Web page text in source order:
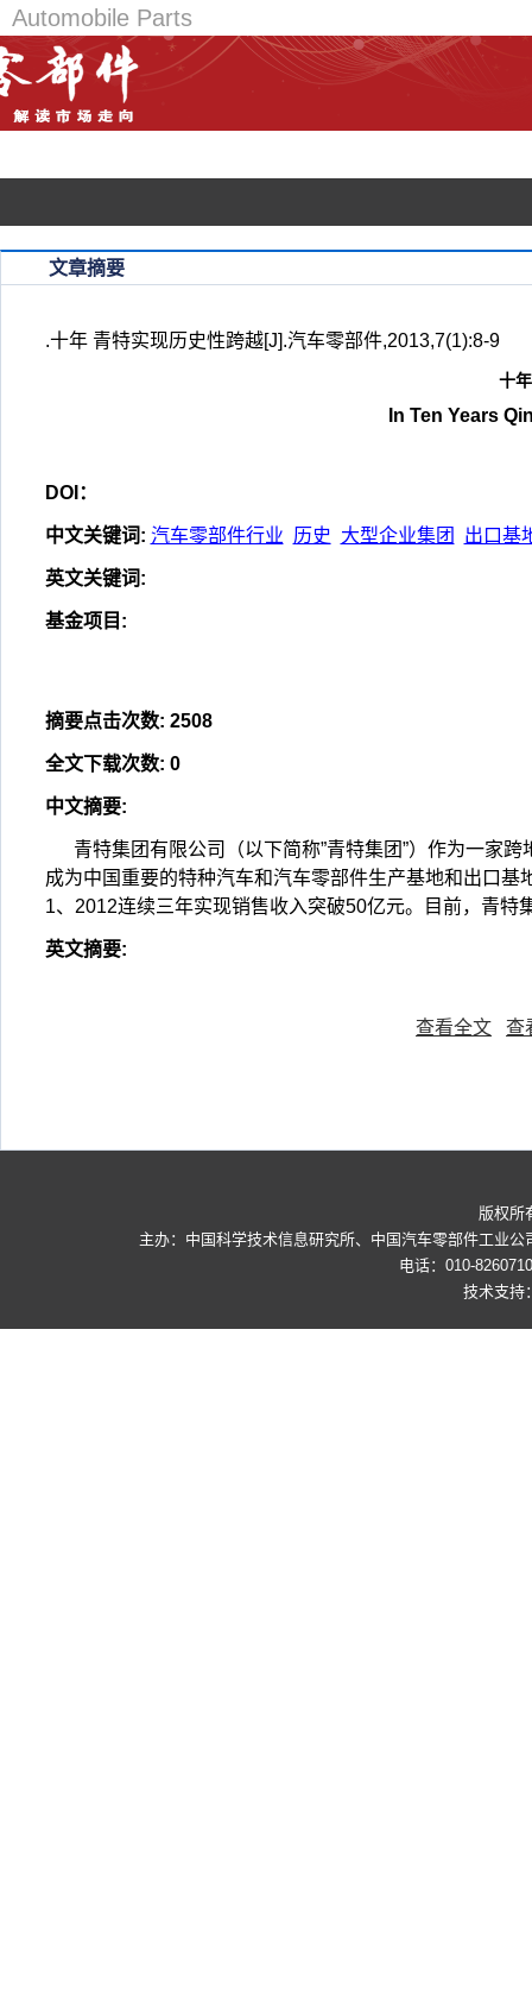
Automobile Parts
文章摘要
.十年 青特实现历史性跨越[J].汽车零部件,2013,7(1):8-9
十
In Ten Years
DOI：
中文关键词: 汽车零部件行业 历史 大型企业集团 出口基
英文关键词:
基金项目 :
摘要点击次数: 2508
全文下载次数: 0
中文摘要:
青特集团有限公司（以下简称”青特集团”）作为一家
成为中国重要的特种汽车和汽车零部件生产基地和出口
1、2012连续三年实现销售收入突破50亿元。目前，青
英文摘要:
查看全文 查
版权所
主办：中国科学技术信息研究所、中国汽车零部件工业
电话：010-
技术支持